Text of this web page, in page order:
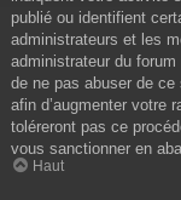
publié ou identifient
administrateurs et les
administrateur du
de ne pas abuser de
afin d’augmenter votre
toléreront pas ce
vous sanctionner en
Haut